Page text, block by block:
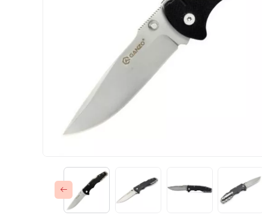
Газовые горелки
Снаряжение